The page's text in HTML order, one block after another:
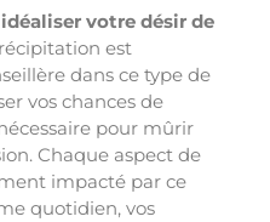
idéaliser votre désir de
est
dans ce type de
vos chances de
pour mûrir
Chaque aspect de
impacté par ce
quotidien, vos